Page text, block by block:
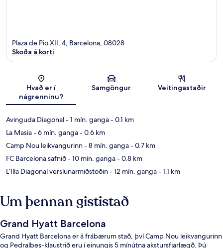
Kort
Plaza de Pio XII, 4, Barcelona, 08028
Skoða á korti
Hvað er í
nágrenninu?
Samgöngur Veitingastaðir
Avinguda Diagonal- 1 mín. ganga- 0.1 km
La Masia- 6 mín. ganga- 0.6 km
Camp Nou leikvangurinn- 8 mín. ganga- 0.7 km
FC Barcelona safnið- 10 mín. ganga- 0.8 km
L’Illa Diagonal verslunarmiðstöðin- 12 mín. ganga- 1.1 km
Um þennan gististað
Grand Hyatt Barcelona
Grand Hyatt Barcelona er á frábærum stað, því Camp Nou leikvangurinn
og Pedralbes-klaustrið eru í einungis 5 mínútna akstursfjarlægð. Þú